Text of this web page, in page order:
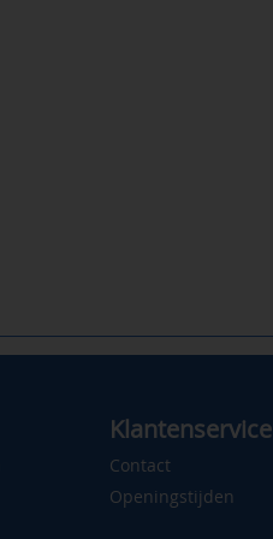
Klantenservice
Contact
Openingstijden